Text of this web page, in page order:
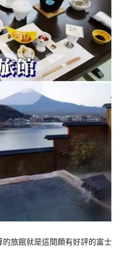
旅館就是這間頗有好評的富士